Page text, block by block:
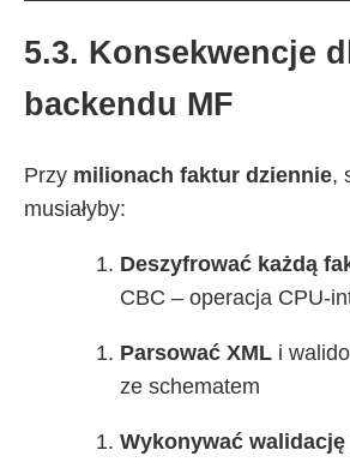
5.3. Konsekwencje
backendu MF
Przy milionach faktur dziennie,
musiałyby:
Deszyfrować każdą
CBC – operacja CPU-
Parsować XML i
ze schematem
Wykonywać